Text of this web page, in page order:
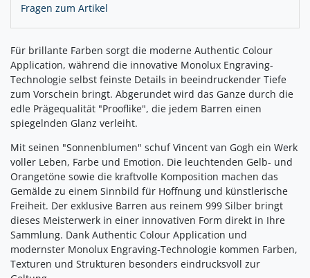
Fragen zum Artikel
Für brillante Farben sorgt die moderne Authentic Colour
Application, während die innovative Monolux Engraving-
Technologie selbst feinste Details in beeindruckender Tiefe
zum Vorschein bringt. Abgerundet wird das Ganze durch die
edle Prägequalität "Prooflike", die jedem Barren einen
spiegelnden Glanz verleiht.
Mit seinen "Sonnenblumen" schuf Vincent van Gogh ein Werk
voller Leben, Farbe und Emotion. Die leuchtenden Gelb- und
Orangetöne sowie die kraftvolle Komposition machen das
Gemälde zu einem Sinnbild für Hoffnung und künstlerische
Freiheit. Der exklusive Barren aus reinem 999 Silber bringt
dieses Meisterwerk in einer innovativen Form direkt in Ihre
Sammlung. Dank Authentic Colour Application und
modernster Monolux Engraving-Technologie kommen Farben,
Texturen und Strukturen besonders eindrucksvoll zur